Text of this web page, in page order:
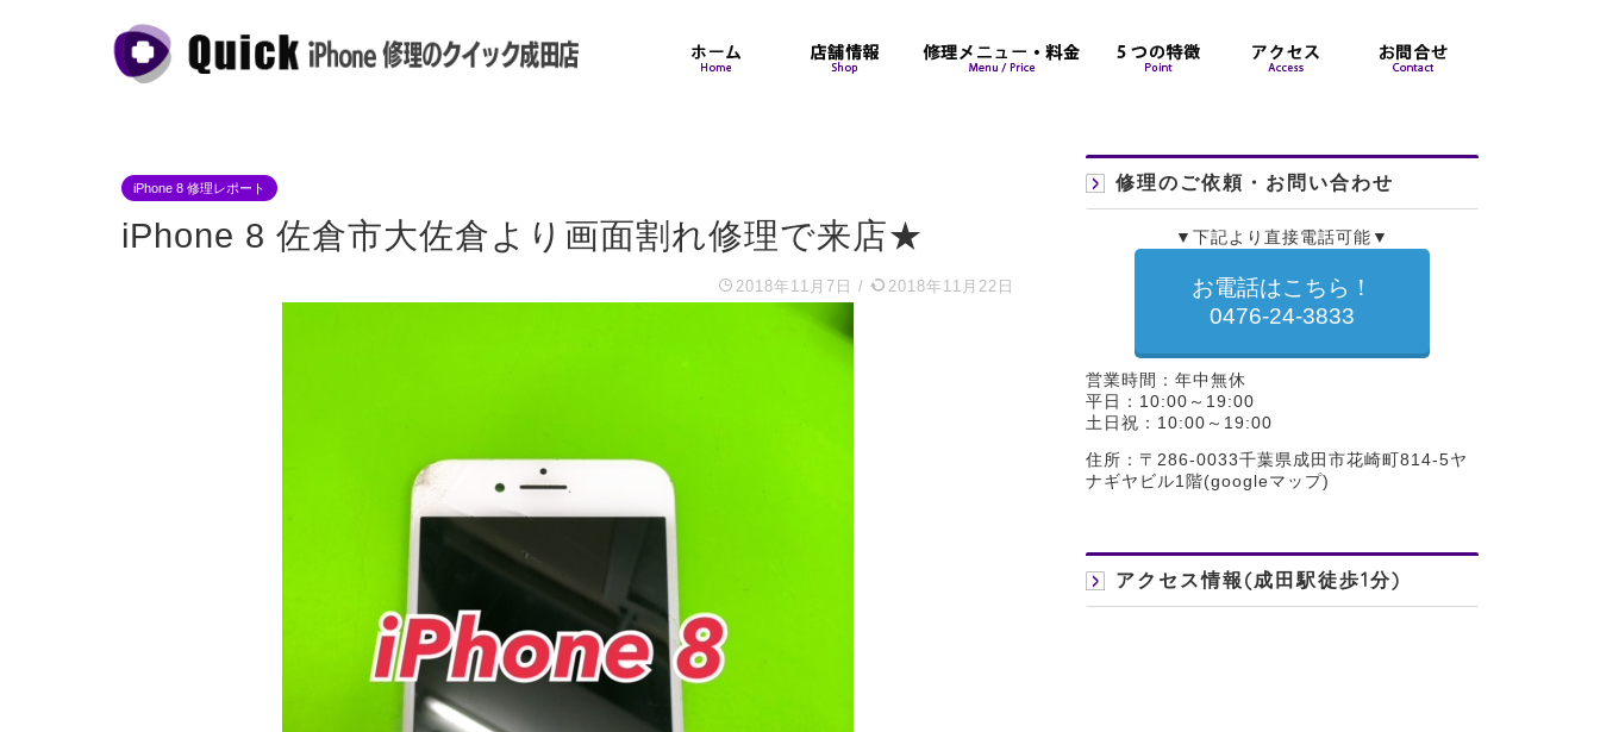
iPhone 8 修理レポート
iPhone 8 佐倉市大佐倉より画面割れ修理で来店★
2018年11月7日 / 2018年11月22日
修理のご依頼・お問い合わせ
▼下記より直接電話可能▼
お電話はこちら！
0476-24-3833
営業時間：年中無休
平日：10:00～19:00
土日祝：10:00～19:00
住所：〒286-0033千葉県成田市花崎町814-5ヤ
ナギヤビル1階(googleマップ)
アクセス情報(成田駅徒歩1分)